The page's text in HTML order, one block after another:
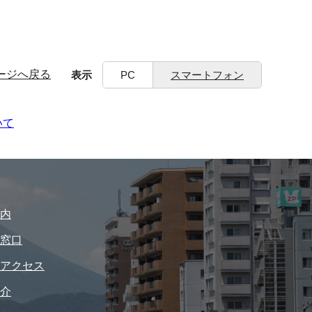
ジへ戻る 表示 PC スマートフォン
口
クセス